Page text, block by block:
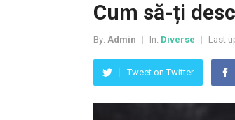
Cum să-ți
By: Admin In: Diverse Last
Tweet on Twitter